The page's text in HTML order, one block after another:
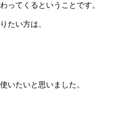
ってくるということです。
たい方は、
いたいと思いました。